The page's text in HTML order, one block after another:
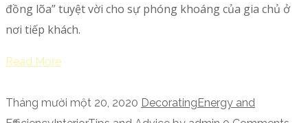
đồng lõa” tuyệt vời cho sự phóng khoáng của gia chủ ở
nơi tiếp khách.
Read More
Tháng mười một 20, 2020 DecoratingEnergy and